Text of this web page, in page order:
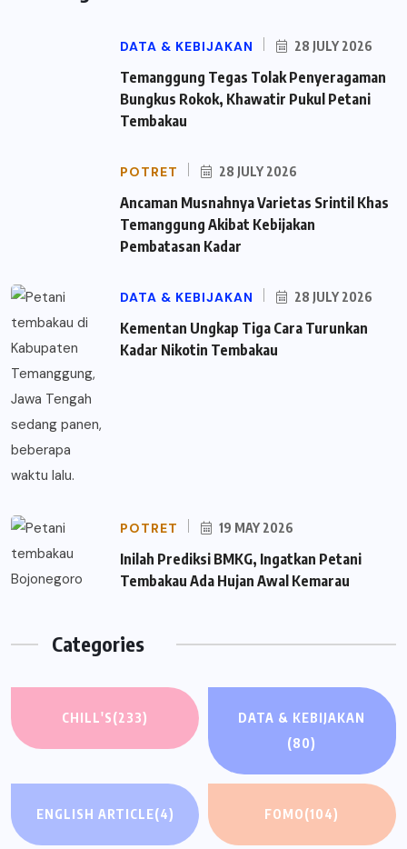
DATA & KEBIJAKAN 28 JULY 2026
Temanggung Tegas Tolak Penyeragaman
Bungkus Rokok, Khawatir Pukul Petani
Tembakau
POTRET 28 JULY 2026
Ancaman Musnahnya Varietas Srintil Khas
Temanggung Akibat Kebijakan
Pembatasan Kadar
DATA & KEBIJAKAN 28 JULY 2026
Kementan Ungkap Tiga Cara Turunkan
Kadar Nikotin Tembakau
POTRET 19 MAY 2026
Inilah Prediksi BMKG, Ingatkan Petani
Tembakau Ada Hujan Awal Kemarau
Categories
CHILL'S(233)
DATA & KEBIJAKAN
(80)
ENGLISH ARTICLE(4) FOMO(104)